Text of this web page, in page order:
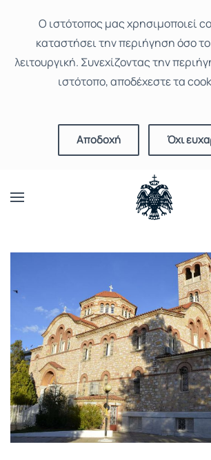
Ο ιστότοπoς μας χρησιμοποιεί
καταστήσει την περιήγηση όσο
λειτουργική. Συνεχίζοντας την
ιστότοπο, αποδέχεστε τα
Αποδοχή Όχι